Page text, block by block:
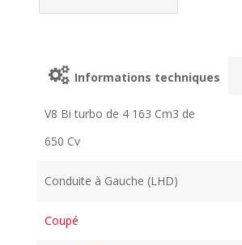
Informations techniques
V8 Bi turbo de 4 163 Cm3 de
650 Cv
Conduite à Gauche (LHD)
Coupé